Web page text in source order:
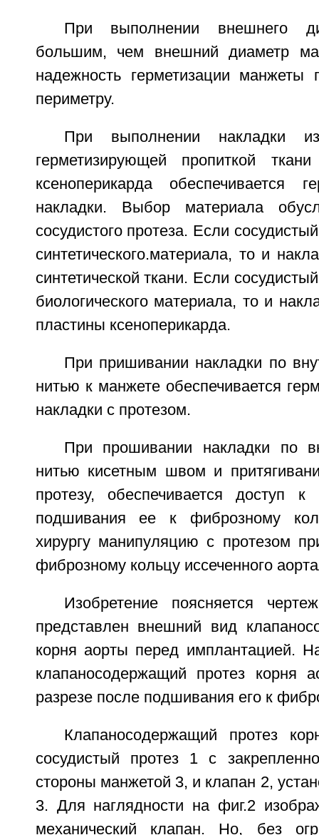
При выполнении внешнего
большим, чем внешний диаметр
надежность герметизации
периметру.
При выполнении накладки
герметизирующей пропиткой
ксеноперикарда обеспечивается
накладки. Выбор материала
сосудистого протеза. Если
синтетического.материала, то и
синтетической ткани. Если
биологического материала, то и
пластины ксеноперикарда.
При пришивании накладки по
нитью к манжете обеспечивается
накладки с протезом.
При прошивании накладки по
нитью кисетным швом и
протезу, обеспечивается доступ
подшивания ее к фиброзному
хирургу манипуляцию с протезом
фиброзному кольцу иссеченного
Изобретение поясняется
представлен внешний вид
корня аорты перед имплантацией.
клапаносодержащий протез корня
разрезе после подшивания его к
Клапаносодержащий протез
сосудистый протез 1 с
стороны манжетой 3, и клапан 2,
3. Для наглядности на фиг.2
механический клапан. Но, без